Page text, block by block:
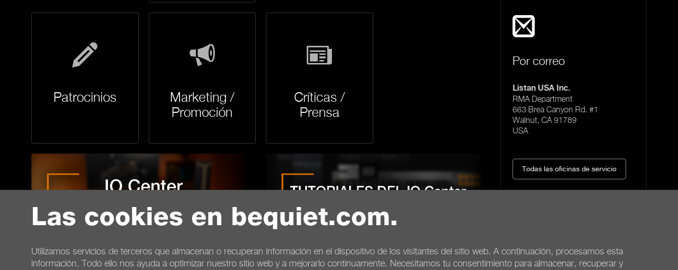
Las cookies en bequiet.com.
Utilizamos servicios de terceros que almacenan o recuperan información en el dispositivo de los visitantes del sitio web. A continuación, procesamos esta
información. Todo ello nos ayuda a optimizar nuestro sitio web y a mejorarlo continuamente. Necesitamos tu consentimiento para almacenar, recuperar y
Patrocinios
Marketing /
Promoción
Críticas /
Prensa
Por correo
Listan USA Inc.
RMA Department
663 Brea Canyon Rd. #1
Walnut, CA 91789
USA
Todas las oficinas de servicio